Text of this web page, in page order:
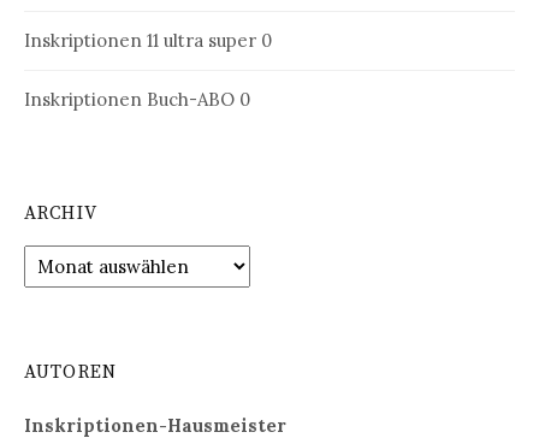
Inskriptionen 11 ultra super 0
Inskriptionen Buch-ABO 0
ARCHIV
Archiv
AUTOREN
Inskriptionen-Hausmeister